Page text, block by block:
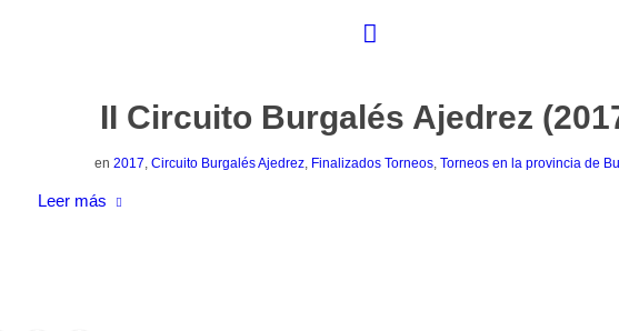
II Circuito Burgalés Ajedrez
en 2017, Circuito Burgalés Ajedrez, Finalizados Torneos, Torneos en la provincia de
Leer más